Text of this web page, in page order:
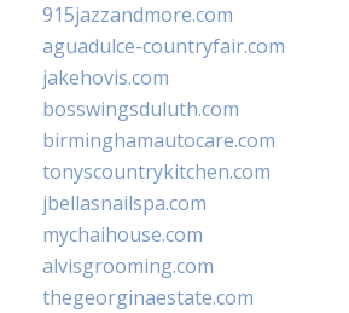
915jazzandmore.com
aguadulce-countryfair.com
jakehovis.com
bosswingsduluth.com
birminghamautocare.com
tonyscountrykitchen.com
jbellasnailspa.com
mychaihouse.com
alvisgrooming.com
thegeorginaestate.com